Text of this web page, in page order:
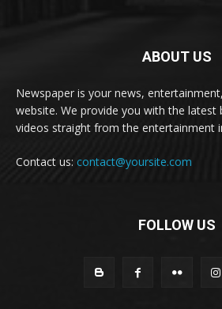
ABOUT US
Newspaper is your news,
website. We provide you with the latest
videos straight from the entertainment
Contact us: contact@yoursite.com
FOLLOW US